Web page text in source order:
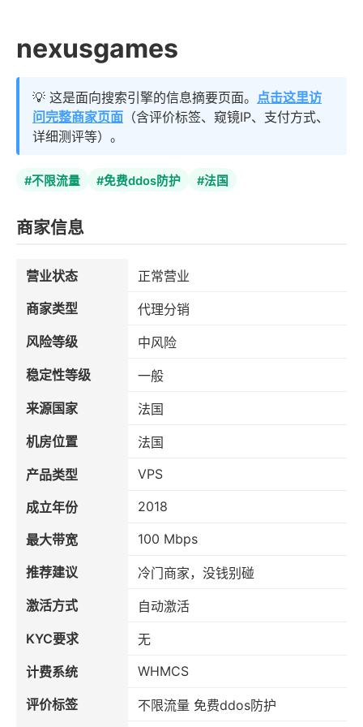
nexusgames
💡 这是面向搜索引擎的信息摘要页面。 点击这里访
问完整商家页面 （含评价标签、窥镜IP、支付方式、
详细测评等）。
#不限流量 #免费ddos防护 #法国
商家信息
营业状态
正常营业
商家类型
代理分销
风险等级
中风险
稳定性等级
一般
来源国家
法国
机房位置
法国
产品类型
VPS
成立年份 2018
最大带宽 100 Mbps
推荐建议
冷门商家，没钱别碰
激活方式
自动激活
KYC要求
无
计费系统
WHMCS
评价标签 不限流量 免费ddos防护